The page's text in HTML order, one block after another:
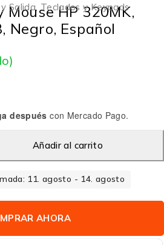
Salida,Teclados y Keypads
Mouse HP 320MK,
Negro, Español
después con Mercado Pago.
Añadir al carrito
11. agosto - 14. agosto
AHORA